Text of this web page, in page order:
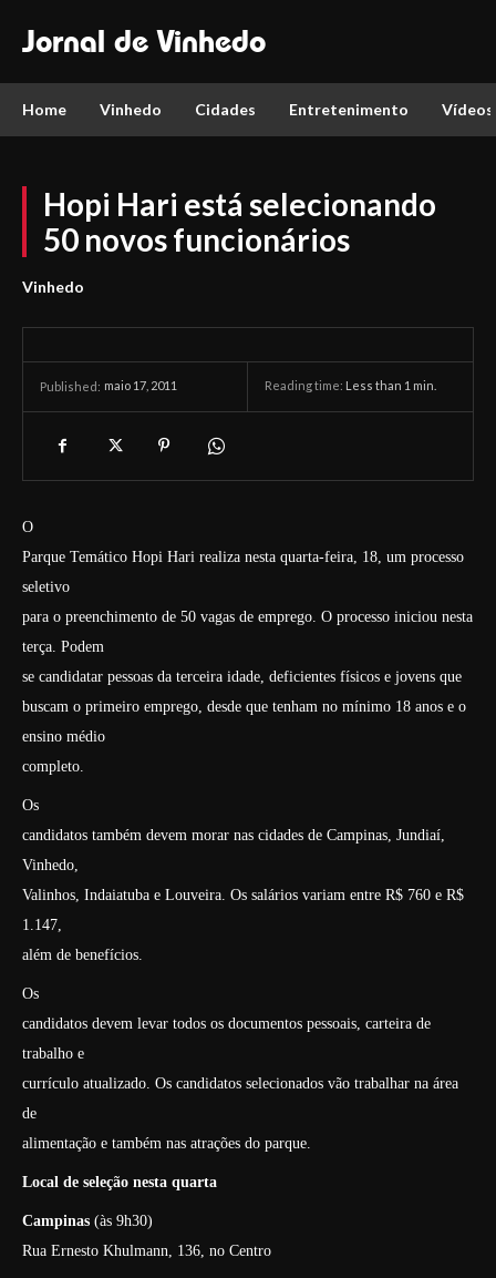
Jornal de Vinhedo
Home Vinhedo Cidades Entretenimento Vídeos
Hopi Hari está selecionando
50 novos funcionários
Vinhedo
Published: maio 17, 2011 Reading time: Less than 1 min.
O
Parque Temático Hopi Hari realiza nesta quarta-feira, 18, um processo
seletivo
para o preenchimento de 50 vagas de emprego. O processo iniciou nesta
terça. Podem
se candidatar pessoas da terceira idade, deficientes físicos e jovens que
buscam o primeiro emprego, desde que tenham no mínimo 18 anos e o
ensino médio
completo.
Os
candidatos também devem morar nas cidades de Campinas, Jundiaí,
Vinhedo,
Valinhos, Indaiatuba e Louveira. Os salários variam entre R$ 760 e R$
1.147,
além de benefícios.
Os
candidatos devem levar todos os documentos pessoais, carteira de
trabalho e
currículo atualizado. Os candidatos selecionados vão trabalhar na área
de
alimentação e também nas atrações do parque.
Local de seleção nesta quarta
Campinas (às 9h30)
Rua Ernesto Khulmann, 136, no Centro